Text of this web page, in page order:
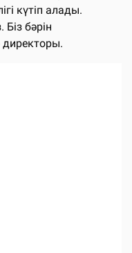
күтіп алады.
бәрін
директоры.